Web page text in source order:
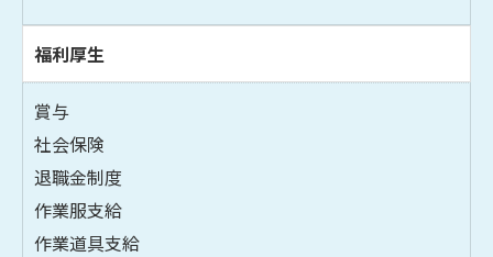
福利厚生
賞与
社会保険
退職金制度
作業服支給
作業道具支給